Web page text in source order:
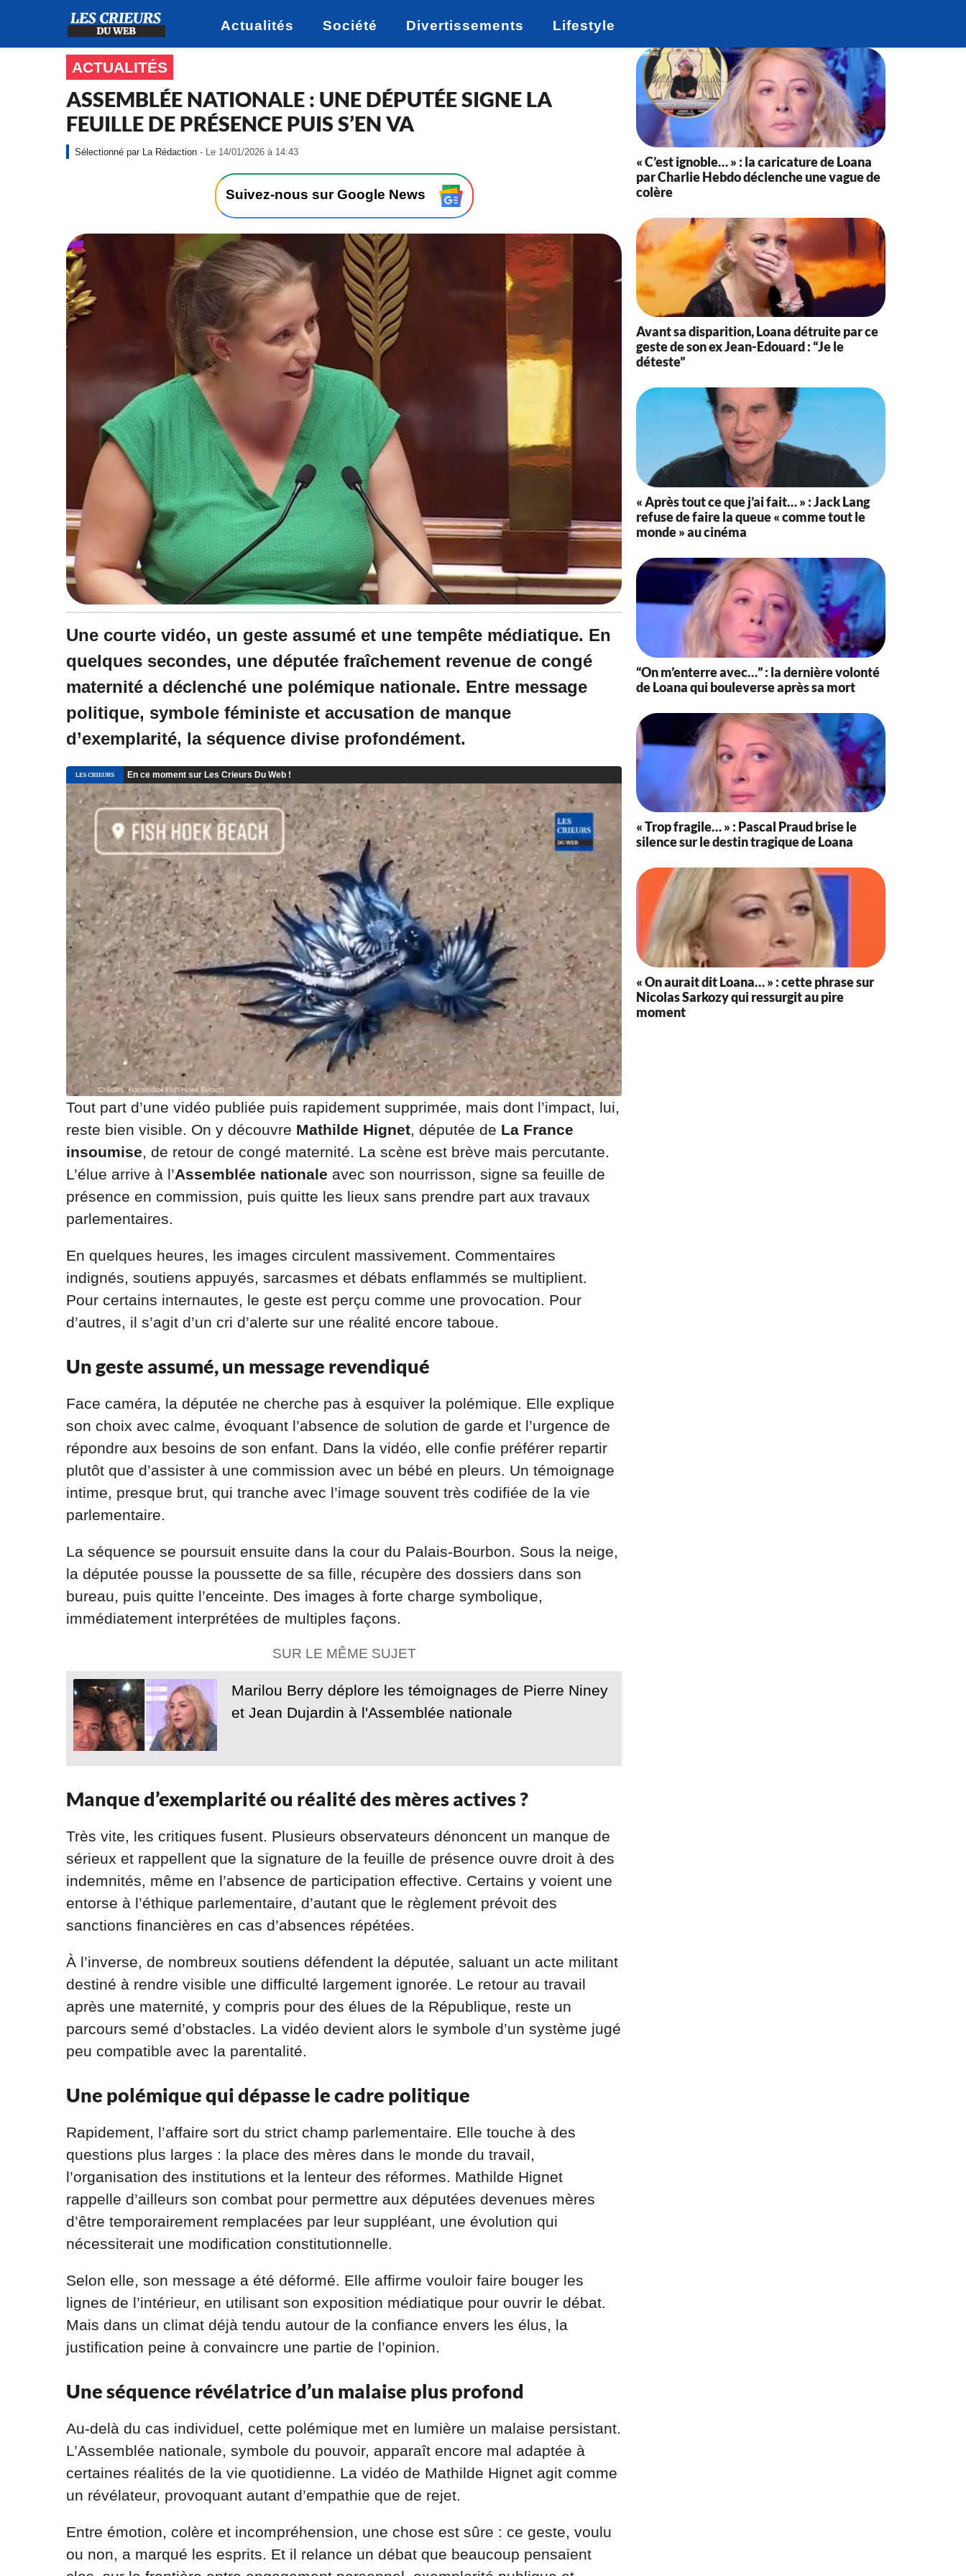
Actualités Société Divertissements Lifestyle
ACTUALITÉS
ASSEMBLÉE NATIONALE : UNE DÉPUTÉE SIGNE LA
FEUILLE DE PRÉSENCE PUIS S’EN VA
La Rédaction - Le 14/01/2026 à 14:43
1
/
0
/
2
0
à
4
:
4
3
Suivez-nous sur Google News
Une courte vidéo, un geste assumé et une tempête médiatique. En
quelques secondes, une députée fraîchement revenue de congé
maternité a déclenché une polémique nationale. Entre message
politique, symbole féministe et accusation de manque
d’exemplarité, la séquence divise profondément.
Tout part d’une vidéo publiée puis rapidement supprimée, mais dont l’impact, lui,
reste bien visible. On y découvre Mathilde Hignet , députée de La France
insoumise , de retour de congé maternité. La scène est brève mais percutante.
L’élue arrive à l’Assemblée nationale avec son nourrisson, signe sa feuille de
présence en commission, puis quitte les lieux sans prendre part aux travaux
parlementaires.
En quelques heures, les images circulent massivement. Commentaires
indignés, soutiens appuyés, sarcasmes et débats enflammés se multiplient.
Pour certains internautes, le geste est perçu comme une provocation. Pour
d’autres, il s’agit d’un cri d’alerte sur une réalité encore taboue.
Un geste assumé, un message revendiqué
Face caméra, la députée ne cherche pas à esquiver la polémique. Elle explique
son choix avec calme, évoquant l’absence de solution de garde et l’urgence de
répondre aux besoins de son enfant. Dans la vidéo, elle confie préférer repartir
plutôt que d’assister à une commission avec un bébé en pleurs. Un témoignage
intime, presque brut, qui tranche avec l’image souvent très codifiée de la vie
parlementaire.
La séquence se poursuit ensuite dans la cour du Palais-Bourbon. Sous la neige,
la députée pousse la poussette de sa fille, récupère des dossiers dans son
bureau, puis quitte l’enceinte. Des images à forte charge symbolique,
immédiatement interprétées de multiples façons.
SUR LE MÊME SUJET
Marilou Berry déplore les témoignages de Pierre Niney
et Jean Dujardin à l'Assemblée nationale
Manque d’exemplarité ou réalité des mères actives ?
Très vite, les critiques fusent. Plusieurs observateurs dénoncent un manque de
sérieux et rappellent que la signature de la feuille de présence ouvre droit à des
indemnités, même en l’absence de participation effective. Certains y voient une
entorse à l’éthique parlementaire, d’autant que le règlement prévoit des
sanctions financières en cas d’absences répétées.
À l’inverse, de nombreux soutiens défendent la députée, saluant un acte militant
destiné à rendre visible une difficulté largement ignorée. Le retour au travail
après une maternité, y compris pour des élues de la République, reste un
parcours semé d’obstacles. La vidéo devient alors le symbole d’un système jugé
peu compatible avec la parentalité.
Une polémique qui dépasse le cadre politique
Rapidement, l’affaire sort du strict champ parlementaire. Elle touche à des
questions plus larges : la place des mères dans le monde du travail,
l’organisation des institutions et la lenteur des réformes. Mathilde Hignet
rappelle d’ailleurs son combat pour permettre aux députées devenues mères
d’être temporairement remplacées par leur suppléant, une évolution qui
nécessiterait une modification constitutionnelle.
Selon elle, son message a été déformé. Elle affirme vouloir faire bouger les
lignes de l’intérieur, en utilisant son exposition médiatique pour ouvrir le débat.
Mais dans un climat déjà tendu autour de la confiance envers les élus, la
justification peine à convaincre une partie de l’opinion.
Une séquence révélatrice d’un malaise plus profond
Au-delà du cas individuel, cette polémique met en lumière un malaise persistant.
L’Assemblée nationale, symbole du pouvoir, apparaît encore mal adaptée à
certaines réalités de la vie quotidienne. La vidéo de Mathilde Hignet agit comme
un révélateur, provoquant autant d’empathie que de rejet.
Entre émotion, colère et incompréhension, une chose est sûre : ce geste, voulu
ou non, a marqué les esprits. Et il relance un débat que beaucoup pensaient
« C’est ignoble… » : la caricature de Loana
par Charlie Hebdo déclenche une vague de
colère
Avant sa disparition, Loana détruite par ce
geste de son ex Jean-Edouard : “Je le
déteste”
« Après tout ce que j’ai fait… » : Jack Lang
refuse de faire la queue « comme tout le
monde » au cinéma
“On m’enterre avec…” : la dernière volonté
de Loana qui bouleverse après sa mort
« Trop fragile… » : Pascal Praud brise le
silence sur le destin tragique de Loana
« On aurait dit Loana… » : cette phrase sur
Nicolas Sarkozy qui ressurgit au pire
moment